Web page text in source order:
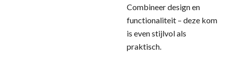
Combineer design en
functionaliteit – deze kom
is even stijlvol als
praktisch.